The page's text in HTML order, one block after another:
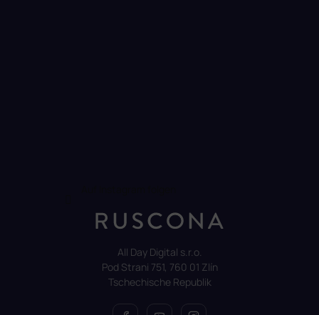
All Day Digital s.r.o.
Pod Strani 751, 760 01 Zlín
Tschechische Republik